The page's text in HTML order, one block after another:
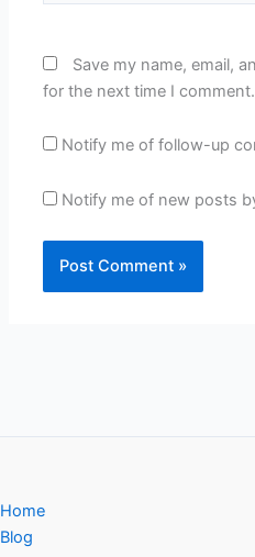
Save my name, email,
for the next time I comment.
Notify me of follow-up
Notify me of new posts
Home
Blog